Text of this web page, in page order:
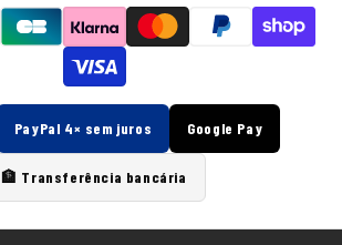
PayPal 4× sem juros Google Pay
🏦 Transferência bancária